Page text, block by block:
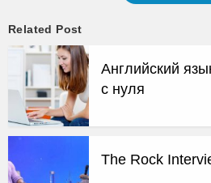
Related Post
Английский
с нуля
The Rock